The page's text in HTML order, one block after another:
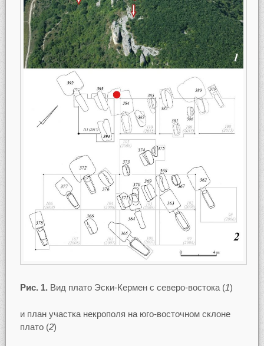
Рис. 1.Вид плато Эски-Кермен с северо-востока (1)
и план участка некрополя на юго-восточном склоне
плато (2)